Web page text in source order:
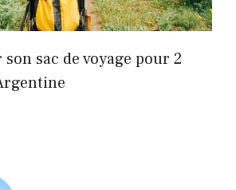
sac de voyage pour 2